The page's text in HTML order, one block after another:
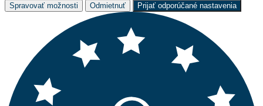
Spravovať možnosti Odmietnuť Prijať odporúčané nastavenia